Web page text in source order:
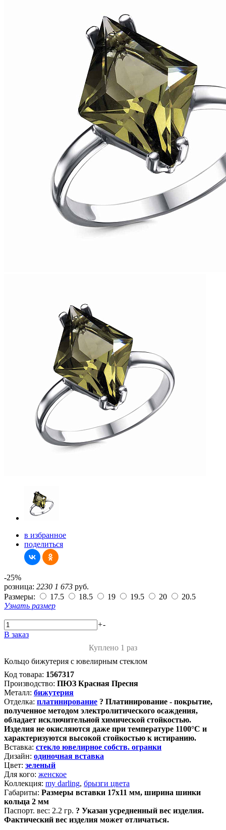
в избранное
поделиться
-25%
розница: 2230 1 673 руб.
Размеры:
17.5 18.5 19 19.5 20
20.5
Узнать размер
+-
В заказ
Куплено 1 раз
Кольцо бижутерия с ювелирным стеклом
Код товара: 1567317
Производство: ПЮЗ Красная Пресня
Металл: бижутерия
Отделка: платинирование ? Платинирование - покрытие,
полученное методом электролитического осаждения,
обладает исключительной химической стойкостью.
Изделия не окисляются даже при температуре 1100°С и
характеризуются высокой стойкостью к истиранию.
Вставка: стекло ювелирное собств. огранки
Дизайн: одиночная вставка
Цвет: зеленый
Для кого: женское
Коллекция: my darling, брызги цвета
Габариты: Размеры вставки 17х11 мм, ширина шинки
кольца 2 мм
Паспорт. вес: 2.2 гр. ? Указан усредненный вес изделия.
Фактический вес изделия может отличаться.